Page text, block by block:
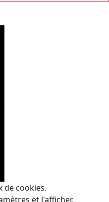
de cookies.
et l'afficher.